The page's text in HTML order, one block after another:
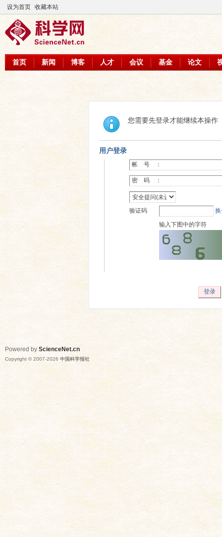
设为首页 收藏本站
首页 新闻 博客 人才 会议 基金 论文
您需要先登录才能继续本操作
用户登录
帐 号 ：
密 码 ：
验证码
输入下图中的字符
登录
Powered by ScienceNet.cn
Copyright © 2007-2026 中国科学报社